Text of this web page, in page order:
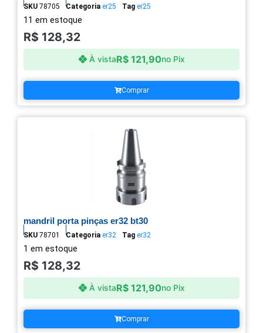
SKU 78705 Categoria er25 Tag er25
11 em estoque
R$ 128,32
À vistaR$121,90no Pix
Comprar
mandril porta pinças er32 bt30
SKU 78701 Categoria er32 Tag er32
1 em estoque
R$ 128,32
À vistaR$121,90no Pix
Comprar